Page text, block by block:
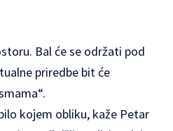
Bal će se održati pod
priredbe bit će
kojem obliku, kaže Petar